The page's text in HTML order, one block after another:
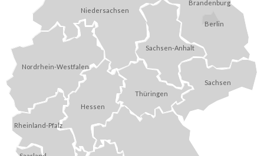
Berlin
Brandenburg
Niedersachsen
Sachsen-Anhalt
Sachsen
Thüringen
Hessen
Nordrhein-Westfalen
Rheinland-Pfalz